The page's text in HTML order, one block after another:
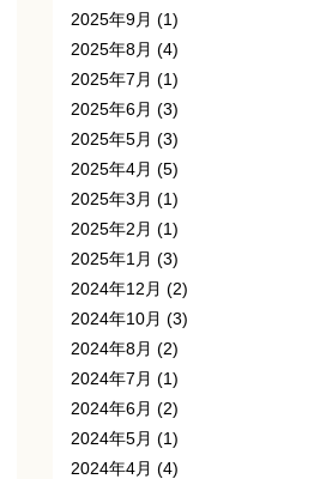
2025年9月 (1)
2025年8月 (4)
2025年7月 (1)
2025年6月 (3)
2025年5月 (3)
2025年4月 (5)
2025年3月 (1)
2025年2月 (1)
2025年1月 (3)
2024年12月 (2)
2024年10月 (3)
2024年8月 (2)
2024年7月 (1)
2024年6月 (2)
2024年5月 (1)
2024年4月 (4)